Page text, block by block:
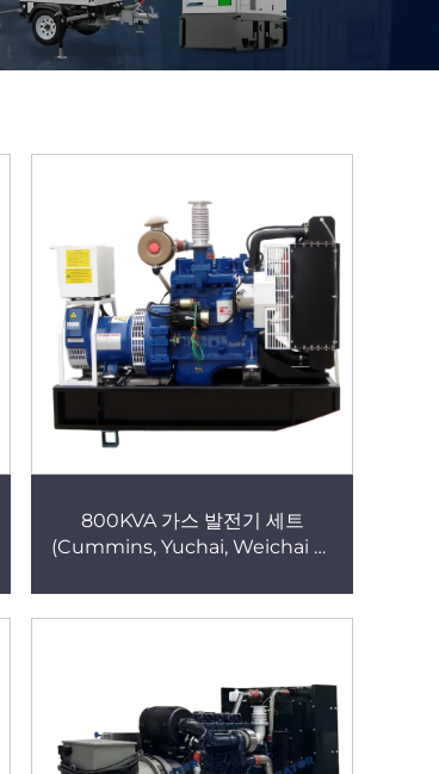
800KVA 가스 발전기 세트
(Cummins, Yuchai, Weichai 엔
LPG 사용 가능, 고성능 발전기 및
산업용 전력 공급 장치